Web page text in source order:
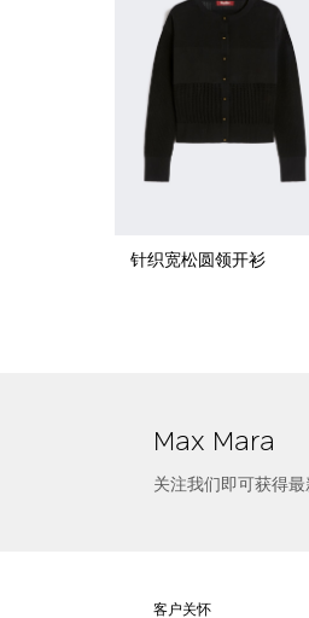
针织宽松圆领开衫
Max Mara
关注我们即可获得
客户关怀